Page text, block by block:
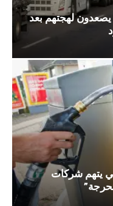
يصعدون لهجتهم بعد
يتهم شركات